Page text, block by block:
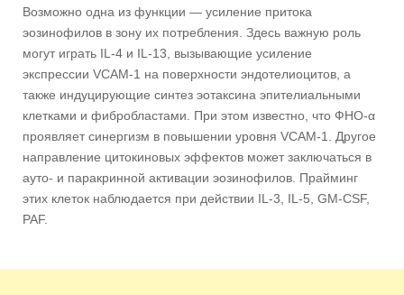
Возможно одна из функции — усиление притока
эозинофилов в зону их потребления. Здесь важную роль
могут играть IL-4 и IL-13, вызывающие усиление
экспрессии VCAM-1 на поверхности эндотелиоцитов, а
также индуцирующие синтез эотаксина эпителиальными
клетками и фибробластами. При этом известно, что ФНО-α
проявляет синергизм в повышении уровня VCAM-1. Другое
направление цитокиновых эффектов может заключаться в
ауто- и паракринной активации эозинофилов. Прайминг
этих клеток наблюдается при действии IL-3, IL-5, GM-CSF,
PAF.